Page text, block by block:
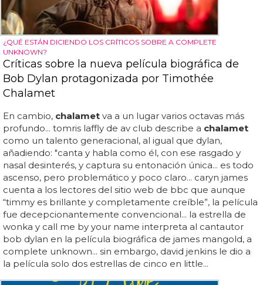
¿QUÉ ESTÁN DICIENDO LOS CRÍTICOS SOBRE A COMPLETE
UNKNOWN?
Críticas sobre la nueva película biográfica de
Bob Dylan protagonizada por Timothée
Chalamet
En cambio, chalamet va a un lugar varios octavas más
profundo... tomris laffly de av club describe a chalamet
como un talento generacional, al igual que dylan,
añadiendo: "canta y habla como él, con ese rasgado y
nasal desinterés, y captura su entonación única... es todo
ascenso, pero problemático y poco claro... caryn james
cuenta a los lectores del sitio web de bbc que aunque
“timmy es brillante y completamente creíble”, la película
fue decepcionantemente convencional... la estrella de
wonka y call me by your name interpreta al cantautor
bob dylan en la película biográfica de james mangold, a
complete unknown... sin embargo, david jenkins le dio a
la película solo dos estrellas de cinco en little...